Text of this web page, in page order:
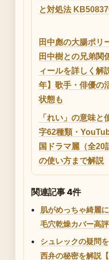
と対処法
田中彪の大腸ポリ
田中樹との兄弟関
ィールを詳しく解
年】歌手・俳優の
状態も
「れい」の意味と
字62種類・
国ドラマ麗（全20
の使い方まで解説
関連記事 4件
肌がめっちゃ綺麗
毛穴乾燥カバー高
シュレックの疑問
西弁の秘密を解説